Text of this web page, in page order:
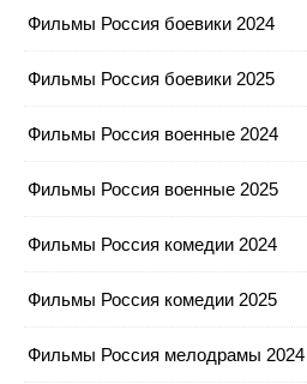
Фильмы Россия боевики 2024
Фильмы Россия боевики 2025
Фильмы Россия военные 2024
Фильмы Россия военные 2025
Фильмы Россия комедии 2024
Фильмы Россия комедии 2025
Фильмы Россия мелодрамы 2024